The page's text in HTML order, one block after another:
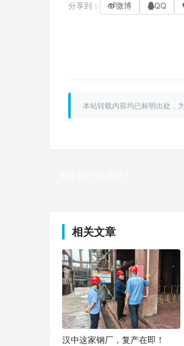
分享到： 微博 QQ
本站转载内容均已标明出处，
相关文章
汉中这家钢厂，复产在即！